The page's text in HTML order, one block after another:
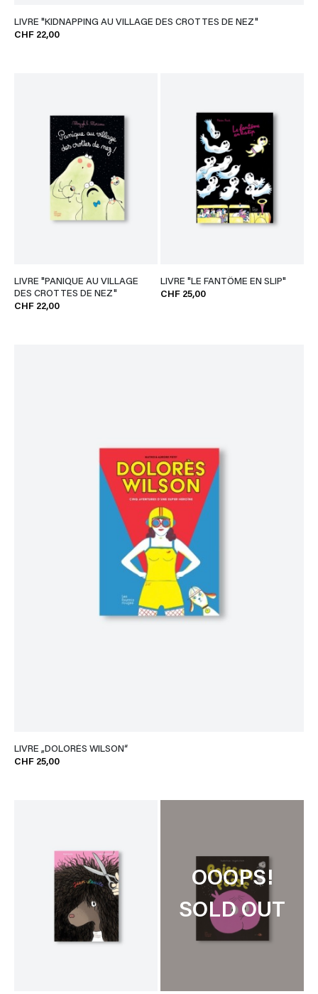
LIVRE "KIDNAPPING AU VILLAGE DES CROTTES DE NEZ"
CHF 22,00
LIVRE "PANIQUE AU VILLAGE
DES CROTTES DE NEZ"
CHF 22,00
LIVRE "LE FANTÔME EN SLIP"
CHF 25,00
LIVRE „DOLORÈS WILSON“
CHF 25,00
OOOPS!
SOLD OUT